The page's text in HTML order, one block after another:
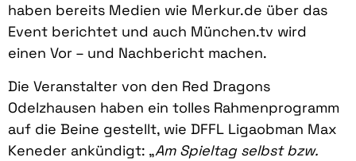
haben bereits Medien wie Merkur.de über das
Event berichtet und auch München.tv wird
einen Vor – und Nachbericht machen.
Die Veranstalter von den Red Dragons
Odelzhausen haben ein tolles Rahmenprogramm
auf die Beine gestellt, wie DFFL Ligaobman Max
Keneder ankündigt: „Am Spieltag selbst bzw.